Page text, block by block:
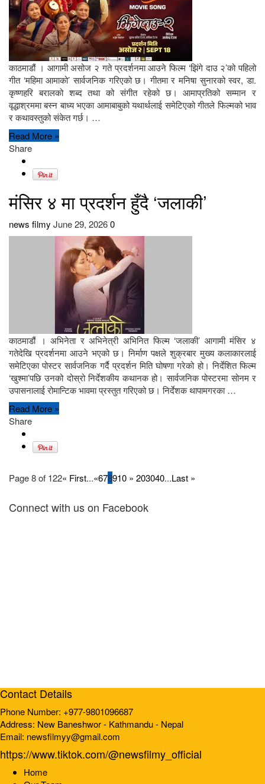
काठमाडौं । आगामी असोज २ गते प्रदर्शनमा आउने फिल्म ‘झिंगे दाउ २’को पहिलो
गीत ‘महिमा आमाको’ सार्वजनिक गरिएको छ। गीतमा र मनिषा सुनारको स्वर, डा.
कृष्णहरि बरालको शब्द तथा को संगीत रहेको छ। आमाप्रतिको सम्मान र
वृद्धाश्रममा बस्न बाध्य भएका आमाबाबुको यथार्थलाई समेटिएको गीतले फिल्मको भाव
र कथावस्तुको संकेत गर्छ। …
Read More »
Share
मंसिर ४ मा प्रदर्शन हुँदै ‘जलाकी’
news filmy June 29, 20260
काठमाडौं । अभिनेता र अभिनेत्री अभिनित फिल्म ‘जलाकी’ आगामी मंसिर ४
गतेदेखि प्रदर्शनमा आउने भएको छ। निर्माण पक्षले शुक्रबार मुख्य कलाकारलाई
समेटिएका पोस्टर सार्वजनिक गर्दै प्रदर्शन मिति घोषणा गरेको हो। निर्देशित फिल्म
‘खुश्मा’पछि उनको दोस्रो निर्देशकीय कथानक हो। सार्वजनिक पोस्टरमा सोनम र
उपासनालाई रोमान्टिक भावमा प्रस्तुत गरिएको छ। निर्देशक थापामगरका …
Read More »
Share
Page 8 of 122« First...«678910 » 203040...Last »
Connect with us on Facebook
Contact Details
Phone Number: +977-9801096687
Address: New Baneshwor - Kathmandu - Nepal
Email: newsfilmyy@gmail.com
https://www.tiktok.com/@newsfilmy_official
Home